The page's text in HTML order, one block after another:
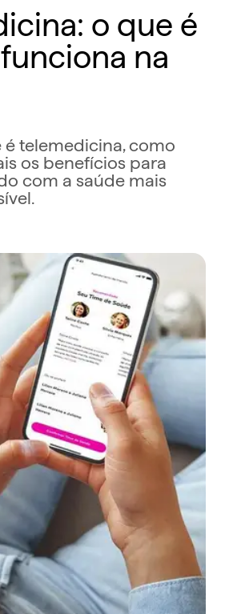
o que é
na
é telemedicina, como
os benefícios para
com a saúde mais